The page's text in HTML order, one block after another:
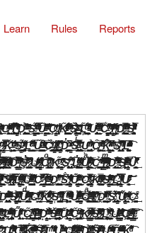
Learn Rules Reports
̵̠͍͈̲͇̙̰̣̝ͧ̃̾͛ͫͥ̀͜D̝͚̖̥̯͈̹͌͛ͥ̇͆͋̓̎͑̕͡͡ ̇̏̾ͪ̋̚҉͚̰͕͇͎̜͕̠̥͉̪͚͟S̐̓̈̀̈́̽͏̛̘̙̬̫͕̹̖̘̖̯̘̞̟̠ͅ ̷̡̖̺͙̥̱̞͙̳̩͕͊̊̓͋̏̓ͦ̈́ͭ͗͋ͮͧͥ̈́ͭͬͨ̂͝͠U̠̱̫̣͚̭̻͕̳͖̪͇͙̮̺͔̘͔͊̏̏̌̄͌̓ͭ̑͊ͧͦ̒͋́̕͢͠ ͥͪ̌҉̨͕̲͇̟̲͕̯͎̠̖̹͚̱C̛̀̇͒̓͆ͤͯ̓͛͒̿͏̵͎̘̦͚̗͎͕̞̘̟̠̜̬͠ͅ ̷̢̥̳͍̣̠̜̜͓̹͖̬͙̠͖͍̣ͩ̑̏̈́̅͘K̵̶̛̹̥̹̠̔ͬ͐̑ͣͪ̿̓ͬ̚͜ ̷͐̓ͧ̇̈̆ͮ̌ͯ͆̓͛̌ͪ҉̙̭̣̱̰̖͕͔̹͚̜̺S̴̟̭̬̯͚͕̲̭̫̖̫̳̩ͮ̍̏̆ͯ͆ͬ̂ͣ̈ͣ́̕͠͠͞ͅͅ ̔̇ͮ̔͛̂ͦ͟͜͡҉̞̣̝̹͖̻L̵̨̛͍͓̦͚̻̝̣͇̰͔̹͉̭͈̟̖̺̇̿́̾̀ ̸̧͓͓̠̖̣͍̻̞̬̳͈̲̲̿̽̈ͯͤ̎͆ͮ̿ͬ̃͆̕ͅU̷͓̟̬͓̞̠͆̓̍͗͂ͮ̽̎͢͝͠ͅͅ ̵̱͎̥̤̼̘̯̩̼̒̍̊ͬ̕͜͢C̖̦͍̹̲̲̮͖̮̭̜͉͖̅̋ͬ̾̿͋͑ͭͤ̀͑̽ͦ̇̈́̐̇̔͠ ̸̧̻̝̯̰ͩͪ̀̃̂́͐̍̉ͦ̋ͩ̾ͣ̂̊̿̚͡I̛͚̠̱̠̗̠̳̘̼̞̺̰͕̩͚̜̱ͫ̿̃ͩ̑ͨ̈́͜͞ ̶̖͕̬̤̟̗͈ͮ̉ͯͯͮ̊͆̀̐͗̑͑̒̑̾̀̑̀̚̕ͅD̷̸̲̹͈͚̭̖͉̩̂ͦ̎̉̔̊͌͑ͫ̒̀͊ͭ́͟ ̢̧̛͕̺͍͍͓͈̠͉̪̯ͭͭ̅́̿͂͋͒͆̑̆̑ͧ̈́̈́͘S̵͂̿͑̊͋̎͗̾ͫͭ̑̈̈҉̛̼̭͕̭̟̗͙̖͖͇͙̩̻͔̩̮̮͇͢ ̵̺̘͙̠̫̳̲ͯͮ̾ͨ̔ͨ̄͛́̀͞͝Ų̷̎̑ͩ̂̌̽ͩ͛ͤͫ͆̓̅ͥͪ̍͏̮̣͕̗̪̠̥̹͚͎̰͙̮͙͔͍͓̜̣ ̸̡̨̛͓͕̲̦̱̟͔̭͈͇̙̗͈̜̜͈͇͕ͬ̓̏͆̿̓̉͌ͪ̍̂̄͒́ͯ̓̾́̚C̷̨͐͊̾́̐̑̑͐̌ͨ̆ͧͧ͡҉̰̞̳͕̗̻͙̱̯̜̺ ͓̳̟͉̹̗͓̞̫̭̰̹ͥ̎ͣ͆̽ͪ̄́ͦ̀ͅǨ̴̶̢̗̤̭͔̹̖̙̥̖͙̞̤͎̂͛ͥͣ̏̑ͮ͛̀ͬ́ͅ ̸̧͖̻͚͆̊͆̎́̓ͪ̓͂͊̏ͣ̊͟͝Š͐̅ͨ̒̀̿̇́͂̏́͏̧̘̪̳̱̯̜̻̬̪̖ ̶̨̪̗̻̪̟͎͉͔̙̺͛̒̀̓̎̅͋̿̐́̕Ļ̪̼̗̥̱̬̺͎̟̝͙̖̻̙̝͑̄ͥ͜͡͠͡ͅ ̴̸̡̯̲͖̜̺̫̭͔̰̼͕͉̬̣̹ͥ͌̌ͦͬ͆̈̓̄̃̉̃ͥͦ̐͐̚͟͢ͅÚ̶̸̴̦̗̥̻̼̙̦̤̭͈̣͆ͬ́ͧͤ̚͘͠ ̷̵͚͎̲̖͙̪̤͓̼̹͚̣̦ͬ̃͛̆̿̒̐ͣ̔̇̀́͜ͅČ̒͊̄̈̿̂̈͛̌̎͌̂͏҉̩̲̹̫̬̘̯̪͓̝̪̻ ̵ͥ̓̉ͮ͗̊̐̏͗̐ͮ͆ͬͦͭ͏͍͎͙̯̰̞̘͕̥̭̗̤̤̪Î̸̡͇̬̣̯̥̮̰̗̭̳ͮ̃ͮ͑ͦ̇̒͑͢͟ ̢̲̝̜̻̠͎̮̞̖̘͎͓͍̹͚̞͍̮̐ͮ̃̉̆͗̀Ḍ̢̜̙̯̘̻͉̐ͯ̾̍ͩ̆ͧ̑ͫ͞ ̧̡̨̢̼̹͖̰̩̇ͫ̂͗̇̇ͯͪ͐̉͋̀ͪ͌ͥ̔̏ͦ̚ͅS̷̨͓͕̯̼̳̻̘̺̲͈̗̰͕̳͌ͮ̉ͤͨͤ̈ͯͬ͗͆ͮ̚ ͧ̅̏̐͆̍ͭ̂̅͐́͟͏̸͖̼̪͉̰̖̼̮ͅṲ͈͕̥͔̤̻͍͈͕͔̫̼̝͕ͩ̃̽̈̈̍͂ͯ̋̆ͩͧͫ̌̐̉͆͞͡ͅ ̴̈ͦ̏̃̓ͮ͗͆ͭͮ҉̸̟͚̯͍ͅͅC̶̴̛ͮ̍͆͑̇ͥ͡͏͖̗͕ ̴̛͓̼̲̼̮̮̹͑̽̿ͫ͋̽̌͆̏̅͟K̢̻͚̲̼̩̩̙̯͙͖̞̰̬̂͊̌ͮ̍ͪ̌̇̊̃̂̑ͯͯ́͠ ̷̬̬̳͖͚̣͈ͣ̅͒͊͊̆̓̉̉̀̕ͅS͎͓̻ͤ̏ͣ͑͂̾͆͟͟͝ ̸̨̬͎̰̻͙̪̭̬̣̥̮͂̔ͥ̏͆̅ͧ̈͛̅͊͒͗̅̐͢͟L̢̛̜̜̦͚͛ͪ̏͂͋̓̓̔̑̌̿ͦ͞ ̵̙̥̻̥ͫͭ̑̒ͪ͑͂͋͐͆͒ͮ̂̀̌̔̈ͯ͗͘U̴̖̲͓̖͍̺͈͖̲͙̤̰̓ͭͦͥͧͯ̄̓͂ͮ̉̾̓̐̅̆̇̚͝ ̅ͣͯ͊̉ͬ́̈́̆ͣ̇͏҉̶̺̯͎͖̠̮̤̱͍̳͉̩̭̭͈̣̞̖̬Cͣ̒́̂͑ͩͦ̈̓̚҉̸͙̲̪͔̙̫̼͙̝͝ ̃̂̋͆ͪ̄ͯ͑ͭ͒̄͊̾͒̐͂ͧ҉̶̙̰̩͉̖̣̮̮̫͡͞͝I̴͉̫͎̖̩̱̪̱͙̫͖͓͐̌̅͂ͥͯ̀͜ͅ ̏̅͑̑ͬ̑̋͗̋҉̛͔̖͎̀̀ͅD̯͙͈̫̼̼͖̠̥ͯͮͯ̈͌̏ͪ̓ͬ̀̏̚͜͢ͅ ̴̣͓̼̹͙̺̦͔͔͎̭̓̅̍͊ͥ͒̒̿͌̕S̴̡̗̬̮̠͑ͯ̄͊̀̋̅̇̄̈́͢͡ ̡̧̖̣̺̩̳͖̼̗̅͒̊͂͐̃́͡Ũ̸̡̡̞̯͓̼̳̱ͫ̍ͪ̎̎͑ͅ ̴ͮ̆ͤ͌ͮͥͬ҉̥̯̭̗Ç̵̲̲͍̼͔̰̪̱̹͓͈͕̯̓͒ͯ͢͢ ̸̡̛̤̬͚̹̲͇͖̘̼̬̦͐ͤ͐̍ͯ̕͝K̸̇́̍ͬ́̇ͪ͌ͣ͋̓̓ͥ̽̾̋́҉̶̧̹͎̱̪̞ ̩̜͔̮͔͈̟̭̰͕̺̞͐̓̇̃̋̃ͧ̐̾ͬ͊͢S͚͖̘̙̻̗͂ͮ̐̇ͬ̑̀̓͌ͦ́̅̏̅ͬ͆͒͌ͤ́͟ͅ ̒ͭͮͫ͋ͯ̑̑ͬ̆̎͛̿̅͏̗̪̫̠̮̪͖̭̠͙̫͖́͝L̷̛̘͉͙̞̤͇̲̼̥̺͒ͩ̈̓ͤ͋̂̆̈́̋ͮͅ ̸ͩ͋́̓ͩ͏̱̰̯̻͚̤̖̫̤͔̗̳̗̱̮͍Ų͙̩͎͔̮̻̮̺̭̦̒͌ͦͪ͑̍ͮͬͩ́̃̑̓͛͌̀ͅ ̧̙͖͔̻͇̥̤̆͐̇͂̐̓̃̀ͭ̈́̑̇ͥ̓̓̔̀́͝C̴̛̹͙̙̖̫̔̓ͣ̊̿̊̔̈ͬ̽͘͢ ̷̤̳̺̖̗͖͈̥͍̬̼͔̣̂͌ͫͬͯͮ͘͡͠I̵̧̢͚̮̠̳͇̙ͥ͑ͭ̉̓ͣ̉͌̏͌ͯͦ̅̚̕ ̢̧̙͉̱͇̻̺̻̣̺͈̹̥͈͔͓ͫ̃͐̐͐̾̐̉̒̑͊̀̚͘̕ͅͅͅD̴͂̍͌ͬ̓̓͋ͧ̐̒͛̊̍̑͏̵͖̲̻̤̝͓̘̪̤̮̼͕̱̥̠͕̭̬͟͢ ̧̠̺̼̳̮̪̟̯͓̻̣͈̼̠̞ͪ́̍ͤͨͩͧ̀ͯͩͦ̉̇͊ͤ͞S̴̶̬̙͕̙̫͈͓̺̦̦̹͇̉̅̓ͮͧ̔͂̈́̔͌̎̽ͮ̔̚̕ͅ ̶̲̲̦̰̙̦̯̯̳͓̫͉̹̬́̑͛̈́ͩͦͧ̇̋̊͛̀̾ͥͯͤ̀U̴̮͖̹͈̥͇͉̺͈͓̭͈ͪ̐̔̎͒͋ͮ͌̏̊́̇̊͒͛̇ͫ̀͞ ̍ͩ̈̌͠҉̴̸̙͓̫̤͢C̵͈͎̟̖͖͙̙̗̰̮̽̋ͣͫ͋̈̀͊ͮͪ̐͆͋ͥ̊͒͌ͬ̀͡ ̧̢̛̭̜̻̻̦͓̳̬̦̝̣͎͚̥̤̼̘͊͗͊̊ͩ̾ͭK̡̳̥̰̞̻̫͉̙͓̙̿̓͐͊̃̓̄ͦ̔̈ͫ̈̈̋ͥ̿̀̽́͜͢ ̴̨̡̩̱̞̠̺̦ͥ̎̉ͤ̈̈͠Ṧ̡̱̳̜͍̼̙͓͈͔̹̱̝̆̽͐͋ͣ̀̑ͨͬ͂̍͋͒̆͐͆͘͘͠ ̶̢̔̓̾̄ͩͩ͞҉͉͈̳̘̤̬̹̝͉͈L̗̺̣̦̤̮̓ͫ͂ͯͣ̔̏ͦͩ̈́̄͊̊́͌̎́ ̑ͥ͌̉ͫ͞͏̸̡̘͍̦̼̥̺̜̤̼̗͔͈̕U͌̓͌͑ͩ̊́̆ͪ̈́͗͂͏̸̧̙̝̯̮̙̤ ͑̄͂҉̣̝̜͟Ç̵̸̡̛̬͇̣͔̜̫̃͋̄̚ ͖̫̬̥͔̥̳̪̗̪͙̤̮̾͌̌̈ͩ̾ͨ̈́ͬ̇͛̓ͣ̋́̂͟͠͡I͂͒̇̄ͦͮ̈́ͮ̕͝͏̶̞̭̖̞͎̭̥̯̻̯̲͖̯̘͉͓̟ ̵̊̓ͦ̽̏ͥͪ̈ͯ̏ͣ̚͏̢̢͍̰̺͉̫͍̯̘̦̝̺̩D͙̥̣̖̭̩̝̳͔̀ͨ͛ͮ̎̂̓͝͝ ̫̣̝ͪͭͣ̐͂̀̉̈́̉̊̓͟͠Š̶̟̯̗̥̯̦̫̖̬̪̙͑̐ͬ͒͒͆ͤ͗ͫ͒̅ͧ͛͜͝͠ ̵̡̢͎̣̖̬̦̬̼͖̠̲͕͙̦̣͖͕̽ͣ̎̐̓ͬͩ̂̈́̅͌ͩ̂̀͝Ǔ̷̢̞̯̲͉ͪͬ̓̊͘͟͢ͅͅ ̶̶̮̙̳̼͙̟͔̮̩̝̹̒̓͌ͤ͑͂̎̌̋̑͆ͯͥČ̮̮̲̭̱̠̙̫̟̖̺̘̦̻ͣ̈ͮ̋̈́͟͢͟͜ ̸̢̢̼̜͚̞͉̇ͦ̏̂͊̎ͤ̇̌̏ͤ͗̊̄̀͢K̷̛̛͈̫͔̠͖̜̝̳̼̿ͦ̍̈́̊ͭ͞ ̷̨̜̳͓̫͖͔̖͇̩̗̪̹̞̀ͤͨ͊͐̒ͫͣ͌̿͂ͯ̄̂̇͢͢S̨̨̡̜̯̼̺̻͋ͯͯ̂͆̌͒ͧ̑̽̈́̅̂ͬͦ̀ ̷̈́ͨͨ̄̓͒͑ͬ̚͜͡͏̩̭͕̫̮̫̪̙͓̖̲͕͇̰̘L̡̨̛̰̦̖̤̬̹̜̫͔͉͔̣̪͖͙̲͈ͮ̒̏̂̀͟ ̈͊ͧ͂̍̎̉̐͑͋̈́͋͊̄ͧ҉̴̲͈͙̞̱̻̦͔̱̺͎̞͇͙̲̻̠̮ͅU̷̴̷͉̲͖͉̲͉̱̰̳̪̫͙̽̂ͦͪ̄̎ͬ̀́ͪͥ̓̇͡ ̶̦͍̗̯̣̹̪͙̙̳͎̮̓̐̓ͭ̐̇͐ͮ͋̐̑̽̓̽͠Ç̷̶̡̢͉̰̱̬̠̥̱͔̤̮͖̺̖̼̯̰͕̲̞̌ͥ̒ͫͪ ̧̖̤̳͎̥͉̟̞̗͈̬͖̪̫̅͆͂ͮ́́̒̂̽̾̈́̒ͨͫ̓̇͢͜͠ͅI̴̴̪̳͖̠̞̯̙̪ͧ̑̅̾ͬ͑̑͡ ̷̞̯̗͒̓̓́̊̕͘͢͞ͅD̶̷̾̔̔̅͛̾ͥ̉͒̔ͩ̇̅̄͛̽͏̸͍̻̞̞̮̯͓͙̺̭͇͔͔͙ ̵̢̊ͬ͌̋̔̈̓̅͌ͮͮ̓͌ͮ̓͛͝͏̨̬̜̱̠̮̮̼̻̗̩̳S̟͎̲̖ͤ͋ͣ̂̎̿ͮ̊͋ͬ́ͦ̃ͥͪͦ͆͆̂́͜ ̵͉̯̗̩̹͚̝͔̫͉̜̫̆ͧ̈́̾͆ͭͮ̈́ͩͧ̒ͭͭ̾̍̈́̓̇͞ͅU̶̜͇̳̞̫̹̤͕̙͋ͫ̑ͬ͌̓̈͗̅ͫ͠͝ͅ ̢̤͙͙̳͔̯͓̮̙̺̪̝̜̟͕͊ͥͤ̋̄̌͒͐̌͌̍͑̆́̔̐̐ͨ͝C̵ͨ́͑ͭ͒̔ͬ̓̈̒̓̐ͫ̄ͮ̑̚͜͠͠͏̲̺̥͓̟̪͔̹̼̘͔̥̬͔̬͔ͅ ̰̮͈͈̻̈͂̔ͬ̈́̈́̀͟͞ͅḴ̥̰̙͚̘̜̙̥̲̦̘̥͗̒̇̓̏̇̈́ͣ͐ͧ̃̆̓͋̊̄̇̅̓͜͠ ̷̠̣͕̞̼̼̺̻̫͂̉ͫ̋̔̿̀̌̈́ͫ͛̂͟͟͠͝S̶̼͖̳̜̙͖͎͇̘͙̭̒͒͋ͦͫ̃̀͟͟͡ ̑̾́͑͗̍͗̍̓̃͐̅̓ͦ̎̊̏͂͜͞҉̡̜̠̥͖̠̰̥͖̤͉͖̼̼͞L̷͆̊͐́ͬ̓̾ͣ͂̍ͣͩ͏̢͍̪͈̥͢ ̶̛̲̫̩̗̠̜̰̓̿̐̇̓̊̋͆ͩ͐ͅU̴̗̳͓̦̪̙̬̮̻̱̙̺̥̐̋ͧ̊ͯ͒̀̄͑ͦ̐̓̽͟ ̷̢̢͕̤̣̠̤͚͎͇͍̦͕͉̱̥͔̋ͣ͋͒̽ͣ̌͋͂͌ͧ̔̇ͪC̶̢͎͔̺̰̫̐̃̌̔ ̷̥̯̯̭̥̪̳̻͍̫̩͉̞̀ͭ̐ͯ͒̈́̄̚͞I̵̲̘̘͍̩̤̺̘͖͕̟͇̼̻͚̲͍ͩ̄͌͆͂ͪͯ̐͌ͭ́̚̚̚ͅ ̧̂̈ͥ͊̐͛̓ͣ͒͊ͯ̒ͪ͏̶͚̤͎̱̞͍̙̰͓̰͓̜̭͞D̸͎͔͙͖̥̠̮̹̙̭̱̱̪͊̊ͦͧ̅̌͑̌ͨ̅̋̃̅̀̾͊̚͝ ̨ͬ̅̾̆͒ͫ̔ͭͨ͆ͤ̇ͦ̋͏̢͉̳͓̰̣͔͚̯̲̹S̮̳̯̭̹̯̮̘̰̬͚̜̲̳͎̰͙͒ͦ͂ͦ̆̏̇̾̎̈́͝ ̷̜̱̟̹̗̭͚͔͕̗̣͈̝̮͔͇͕͐̔͂̒͘͜͠U̵̪̠̯̝̜͖̦̙͙̻͔͙̟͈͇̮̤͓̼̒͊ͪ̓̈ͪ͌ ̧̝͚͇̩̖͚̤̙̫͓̟͍̙͔̑ͭ̒ͥ̒ͩͩ̉̐̾͆̉͑̓ͧ͌̇͜Ċ̗̘̤̺̰͉ͮ̆͐̓͌ͪ͑̉̽ͭ̑ͫ͂̈͘͞͝ ̷̶͔͈̞̬̟̱͇̝̪̃͌̅̿͆̊̐͂̃̾̿ͬ̿̓̚ͅK̵̮̻͓̠̻̯͈̦̤̥̦͚͔̫̙͇̝̤̐̅̌̓̓̃̔͌̿͐ͤ̆ͧ̓ͫͮ͘͠͠͞ ̎ͨͦ̈́̎ͧͧ̉͛̆̑ͥ̓̎͆͌ͮ̈́͟͏̨̪͎̣̠̲͉͖̞̲̺͖̘̗̥̯͢͠ͅS̷̩͖̗̗̣͎̻̥̯̦̼͈͚̻̙͚̭̣̹̃̐̀ͥ̈̌̐ͥ͌̾̒̑̒̎ͨ̀ ̈́ͮ̿̂͏̵̛̮̖̙̹̖͉̤͉͕͔͙̭̪̺͘͞L̡̓͒ͫ͗̂͏͖̝̥̝̳ ͓̲̩̱̣͙̗̝͍̪̥̺̎̈ͬͬ̏͛ͮͭ͋ͧ͒̾͗͢U̧͓͇̣̲̗̹̮̲͚̦̞̽͒̂ͥ͗̑ͦ̆͛̀ͦ̉̊̀̕ ̦̰̠͈͇͉͔͍͎̠̙̭͓̣̝̺ͬ̃ͨͭ͛̕͢ͅC̵ͬ̂͂ͩͮ̐̽͌ͮ͋͡҉̥̹̗̹͖̗͈̝̪͕̝̲͈̜͉̬̳̠ͅ ͧ̌̊̀ͫ҉̷̲̙̞̗̠̰̹͢͠͠I̵̴̡̮̳̻̦̍͗̽ͧͣ̑ͥ̅͋̃͡ ̨̯͖͎̥͚͉͕͙̝̺̰̻̼̝͉͔̹̙ͩ̊̑̀̎̀ͥ̃ͬ́͜ͅḐ̵̞͈̬̲͇̺̮̺͙̫̲̫͈̘̹̇͒ͨͣ̉͐̂̍̕͟͢ ̏ͥ͐ͩ̾̔͋͌͑͐̏̏̊̎̓͘҉̶̛͕̘̮̳̹̗̗̮̣͕͕͚́Ş̷̸̯̮̪̀͒̃̔ͧ̓ͨ̃ͬ͌́ͅ ̄̏̔́̌͌ͫͧ̓̋̀҉̲̗͙̭̲̜͙̻̲̹̻͔̻Ṳ͕̖̼̣̰̖̹͍̞͚̒̓̈́ͨ͑́͘ ̢̖̻̩̼͈͈̟̥̙͎̝̰̜͍̬̥̲̌ͬͦ͊͛̄ͦͮͦ̋ͨͪ̌̾̌̿ͫ͢ͅͅÇ̧̜̖͉͖̫͖̱͎̘̠̝̤͙̥̗̫ͣͬ̃́ͫ̆̈́͋ͩͩ̊̎ ͚̹͚̙̰ͤͭ̓̒̒ͧ́̽̓ͭ̓́̐ͯ͒̾̀͢K̪̲͉̝͈̈̓͆͋̆̔́̃̊͌ͩ͗̄̈́́͡ ̧̢̬̗̖̪̭͓͕̹͔̻̭̠̖̉̔̉̽̅͐ͥͬ̊́ͩ̃ͫ̾͂̀̅̚͡S̨ͤ͆̇̆̈ͭ҉͖͉͇̩̯̙͞͠ ͯͬ̀̔ͥ̔͒̾̈́͏҉̵̢̼̠̰͚͔͖̬͚̗̦̦̼̮͙͓̩̖Ĺͦ̊̓̓ͪ̑ͮ͛̓͆҉̨҉̰̙͈̠͓̬̯̤͍͇͓̰̠̭̹̠̖̯͔̀ ̸̛̝̺͕̪̼ͧ͒̓ͦͧͫͦͭ̓͛̈̑̂̓ͮ̚̚Ü̔͐̅̃̅҉͢͝҉̡̺͍̩̘̮͓̟̘̺͔͇̪̗̘̼ͅ ͍͕̺̻̰͎͉̔́̅͂ͤͫ̅̒ͣͫ̊̔̂̎͝ͅC̨͇̝̰̳͖̘̘̪̖̦͎̳̔̆͌ͨ͑͐́ͯ̓͂̋̏̌̔͛̇ͭ̚͡͝ ̴̷̗͉͉̻̘̮͕̺̩̪̻̙̳̪͔͒̓͒͗̐̒ͦ̾ͯ̽ͧͥͨ͛ͮͦ͋ͮͅI̷̹͙̖̞̹͎̹̪̩̣̫̠̬̎̏̇ͣͤ̒̅̈́͒̈́͛ͪ̓̕ ̶̡̅ͮ̈́ͧ̑̉ͯͭ̎̏̈́ͦͨ̈ͧ̍ͯ͏̴̦̦̱͉̫͎̣̩̘͙̮͡D̖̤̖̐̈́ͩͬ̈ͩ̂̎̐ͥ̌̊̏͠͡ ̛̖͙̭̻̯̩̮̰̼̖ͮͩ͗ͪ̐ͫ̀̓̒͡͡S̪̬̮̗̩͚̯̹͚̥͈̓ͩͩ̏͐ͫͫͭ͐ͬ͐́̚͘͢ ̞̠̜̭͕͉̭̱̹̫̮̤̜̱̇̃ͣͯͩͥͩͯ͌ͩ̉͑̽ͧ̀̚͢ͅU̶̜̤͖̠̣̠͉͌ͦ̐̆̒ͨͩͤ͂͊́̅́̌͜͝͞ ̶͇͙̫͇͚͎ͨͩ̓ͫ͋͟͠͡C̨̹͓̳͖̘͙͇̺̻͔̭̆̔ͨ͗̄̍ͭ͋͗͂̓ͯ̂͗͞͠ͅ ̨̯̹̤͈̝͈̩͙̺ͥ̉ͩ͌͒͋̈́͋̓ͭ͂̀̃̽͛ͭ̀̕͟ͅK̴̸̡͙̻͙̟͉̻̥̠͚̙̘͈̪̝͉̼͇̀͛̾ͨ͂͑̋̎̍ͣ̋ͥ͂̀̚͟ ̶̴̛͙̤͍̦̬̪̗͉̝̦͓̜̱̒ͧͪͤ͊̉̎̈͗̋͐́ͮ̅͠S̶̢̩̝̮̳͔̝̺̞͇̲͕̟̟̜̩̖̗̱͋̿͂͌͌̍͋̔̃̂̊ ̐̇̈́̔̏͌͐̄͆͒̐̈̎ͫ̋ͥ̆̚҉͔̞̠͕͇̺̳͕̮͓͙͚̼̻̳̖͉̺͡L̓ͥ̑ͪ̆̄̐ͧ̃̀́̚͘͜͏̗͈̖͍̦̯̻̹͙̙̜̮̼̫̭͓̜ͅͅ ̴̡̰̖̟̺̯͈̫͔̩̆̾̉ͫ̿̅̃ͩ̒͋̀͢͞ͅU̸̡̹̺̦̝͉̦̬̻̐ͧ̍̉̃͗̄̋̏̃ͨ͒́̄̎̆͂̓̕ ̓́ͩͤͥ͛ͭ͋̈́ͩ̃͊́̏̀̇͂̎͌́͝҉͈͖̗̮͓͙́C̶̰̜̦̝̘̥̈̿ͬͥͧͦ̂ͮ͂̈̆͌̀ ̈́̉͐̅͋̎͌ͮ̋ͫ̀̿̋ͧ̿̚͢҉̘͇̠I͈͍̟͚̣͕̮̟͙̹̼͖͔̗ͫͥͧ̏͂̓͝͞ͅ ͣ̔͌̔̿̽̂͂̓͑̚͏̶̖̖̣̝̼̩̯̞̦̫̠͍͝͝ͅD̢̝͉̯̖̰̭͔̞̺̘͚͕̻̟̅̅̈̿̏̈ͥͩ̍͌ͮ͠ ̷̧͎͉̤̭̥͓̘͙͔͆̄͆̎̈ͣ̀̌͘͜S̷̘̝͈̭̪̤̘̖͎̗͈͇̥ͯ̎ͫ͂ͮ͞ ̋̔̏̔͆ͣ̋͊̚҉̢̧̙̻̘̰̟̟͈͙̙̥̦͔͎̭͈̼̟͠Ü̸̢̢̠̫͎̣̺̥͓̯͔͉̽͒̋̉̆ͤͣ̅͛ͮ̏ͣ̈̓ͭ̍ͦ́͟ ̷̨̬̝̬̞͎̘̟̹̭̭̣̖͙̫̜̦̹̻͂͌͊̐̓ͩ̑̍͜C̏͊̈͆̐̚